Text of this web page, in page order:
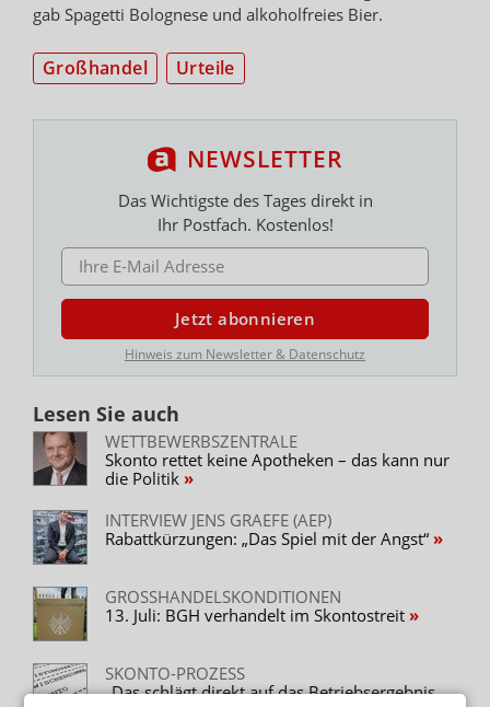
gab Spagetti Bolognese und alkoholfreies Bier.
Großhandel Urteile
NEWSLETTER
Das Wichtigste des Tages direkt in
Ihr Postfach. Kostenlos!
E-MAIL ADRESSE
Jetzt abonnieren
Hinweis zum Newsletter & Datenschutz
Lesen Sie auch
WETTBEWERBSZENTRALE
Skonto rettet keine Apotheken – das kann nur
die Politik
INTERVIEW JENS GRAEFE (AEP)
Rabattkürzungen: „Das Spiel mit der Angst“
GROSSHANDELSKONDITIONEN
13. Juli: BGH verhandelt im Skontostreit
SKONTO-PROZESS
„Das schlägt direkt auf das Betriebsergebnis